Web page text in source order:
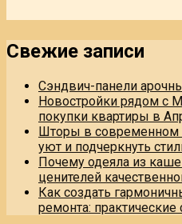
Свежие записи
Сэндвич-панели
Новостройки рядом с
покупки квартиры в
Шторы в современном
уют и подчеркнуть
Почему одеяла из
ценителей
Как создать
ремонта: